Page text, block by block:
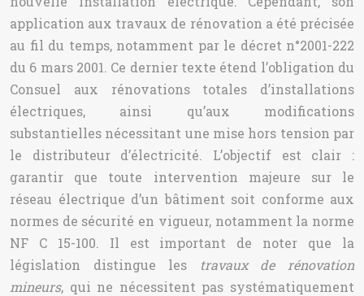
application aux travaux de rénovation a été précisée
au fil du temps, notamment par le décret n°2001-222
du 6 mars 2001. Ce dernier texte étend l’obligation du
Consuel aux rénovations totales d’installations
électriques, ainsi qu’aux modifications
substantielles nécessitant une mise hors tension par
le distributeur d’électricité. L’objectif est clair :
garantir que toute intervention majeure sur le
réseau électrique d’un bâtiment soit conforme aux
normes de sécurité en vigueur, notamment la norme
NF C 15-100. Il est important de noter que la
législation distingue les
travaux de rénovation
mineurs, qui ne nécessitent pas systématiquement